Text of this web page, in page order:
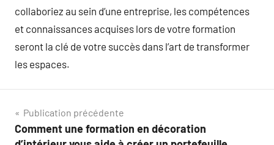
collaboriez au sein d’une entreprise, les compétences
et connaissances acquises lors de votre formation
seront la clé de votre succès dans l’art de transformer
les espaces.
Navigation
de
Publication précédente
Comment une formation en décoration